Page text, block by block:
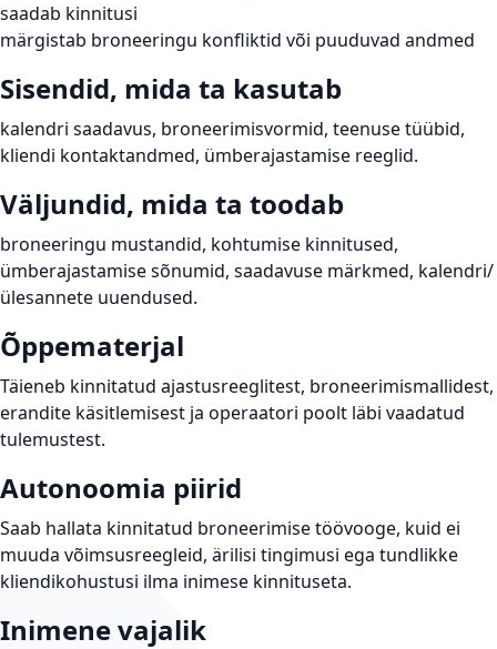
saadab kinnitusi
märgistab broneeringu konfliktid või puuduvad andmed
Sisendid, mida ta kasutab
kalendri saadavus, broneerimisvormid, teenuse tüübid,
kliendi kontaktandmed, ümberajastamise reeglid.
Väljundid, mida ta toodab
broneeringu mustandid, kohtumise kinnitused,
ümberajastamise sõnumid, saadavuse märkmed, kalendri/
ülesannete uuendused.
Õppematerjal
Täieneb kinnitatud ajastusreeglitest, broneerimismallidest,
erandite käsitlemisest ja operaatori poolt läbi vaadatud
tulemustest.
Autonoomia piirid
Saab hallata kinnitatud broneerimise töövooge, kuid ei
muuda võimsusreegleid, ärilisi tingimusi ega tundlikke
kliendikohustusi ilma inimese kinnituseta.
Inimene vajalik